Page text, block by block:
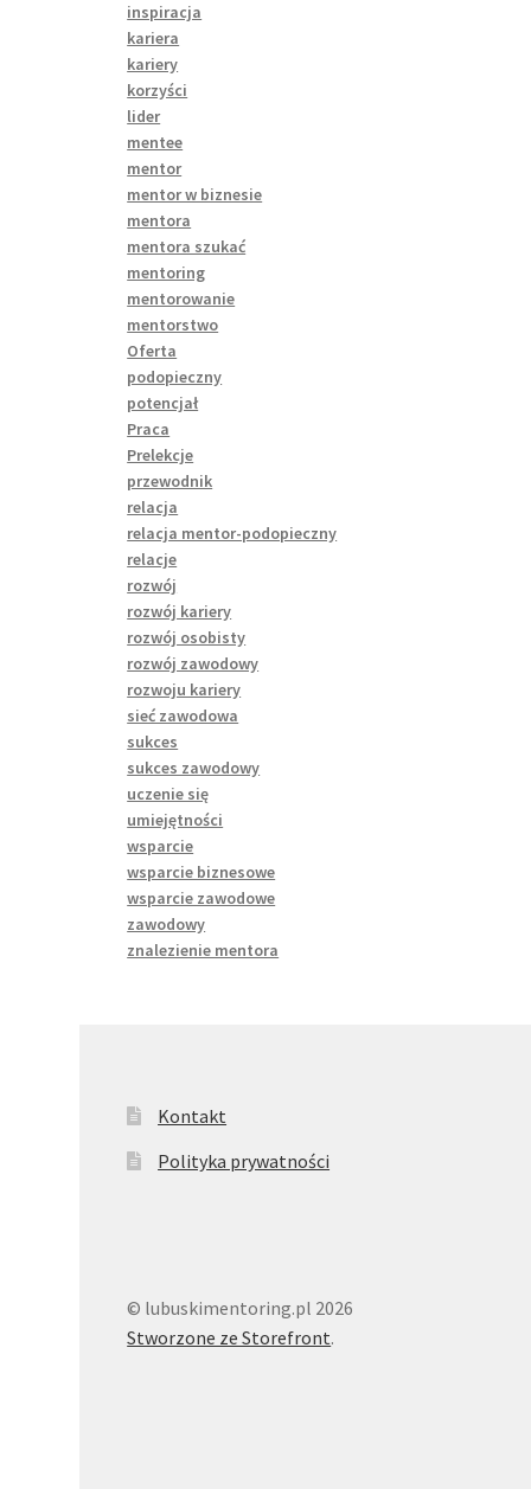
inspiracja
kariera
kariery
korzyści
lider
mentee
mentor
mentor w biznesie
mentora
mentora szukać
mentoring
mentorowanie
mentorstwo
Oferta
podopieczny
potencjał
Praca
Prelekcje
przewodnik
relacja
relacja mentor-podopieczny
relacje
rozwój
rozwój kariery
rozwój osobisty
rozwój zawodowy
rozwoju kariery
sieć zawodowa
sukces
sukces zawodowy
uczenie się
umiejętności
wsparcie
wsparcie biznesowe
wsparcie zawodowe
zawodowy
znalezienie mentora
Kontakt
Polityka prywatności
© lubuskimentoring.pl 2026
Stworzone ze Storefront.